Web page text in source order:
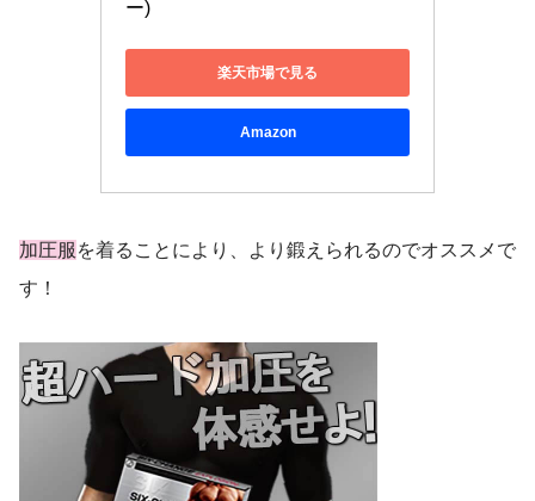
ー)
楽天市場で見る
Amazon
加圧服 を着ることにより、より鍛えられるのでオススメで
す！